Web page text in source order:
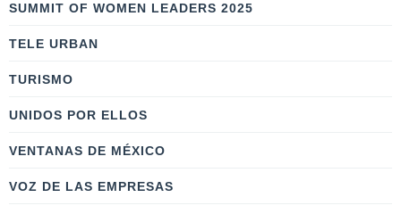
SUMMIT OF WOMEN LEADERS 2025
TELE URBAN
TURISMO
UNIDOS POR ELLOS
VENTANAS DE MÉXICO
VOZ DE LAS EMPRESAS